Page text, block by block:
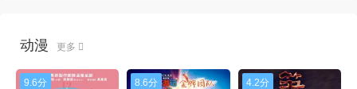
动漫 更多
9.6分 8.6分 4.2分